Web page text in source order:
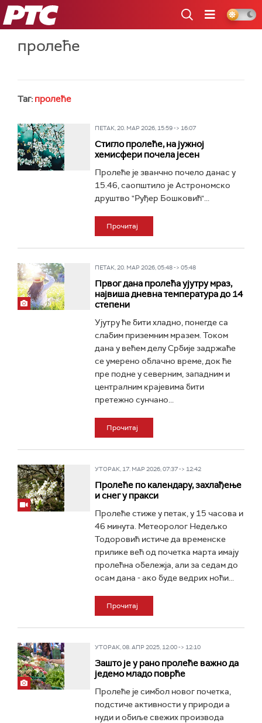
РТС
пролеће
Таг: пролеће
ПЕТАК, 20. МАР 2026, 15:59 -> 16:07
Стигло пролеће, на јужној
хемисфери почела јесен
Пролеће је званчно почело данас у
15.46, саопштило је Астрономско
друштво "Руђер Бошковић"...
Прочитај
ПЕТАК, 20. МАР 2026, 05:48 -> 05:48
Првог дана пролећа ујутру мраз,
највиша дневна температура до 14
степени
Ујутру ће бити хладно, понегде са
слабим приземним мразем. Током
дана у већем делу Србије задржаће
се умерено облачно време, док ће
пре подне у северним, западним и
централним крајевима бити
претежно сунчано...
Прочитај
УТОРАК, 17. МАР 2026, 07:37 -> 12:42
Пролеће по календару, захлађење
и снег у пракси
Пролеће стиже у петак, у 15 часова и
46 минута. Метеоролог Недељко
Тодоровић истиче да временске
прилике већ од почетка марта имају
пролећна обележја, али за седам до
осам дана - ако буде ведрих ноћи...
Прочитај
УТОРАК, 08. АПР 2025, 12:00 -> 12:10
Зашто је у рано пролеће важно да
једемо младо поврће
Пролеће је симбол новог почетка,
подстиче активности у природи а
нуди и обиље свежих производа